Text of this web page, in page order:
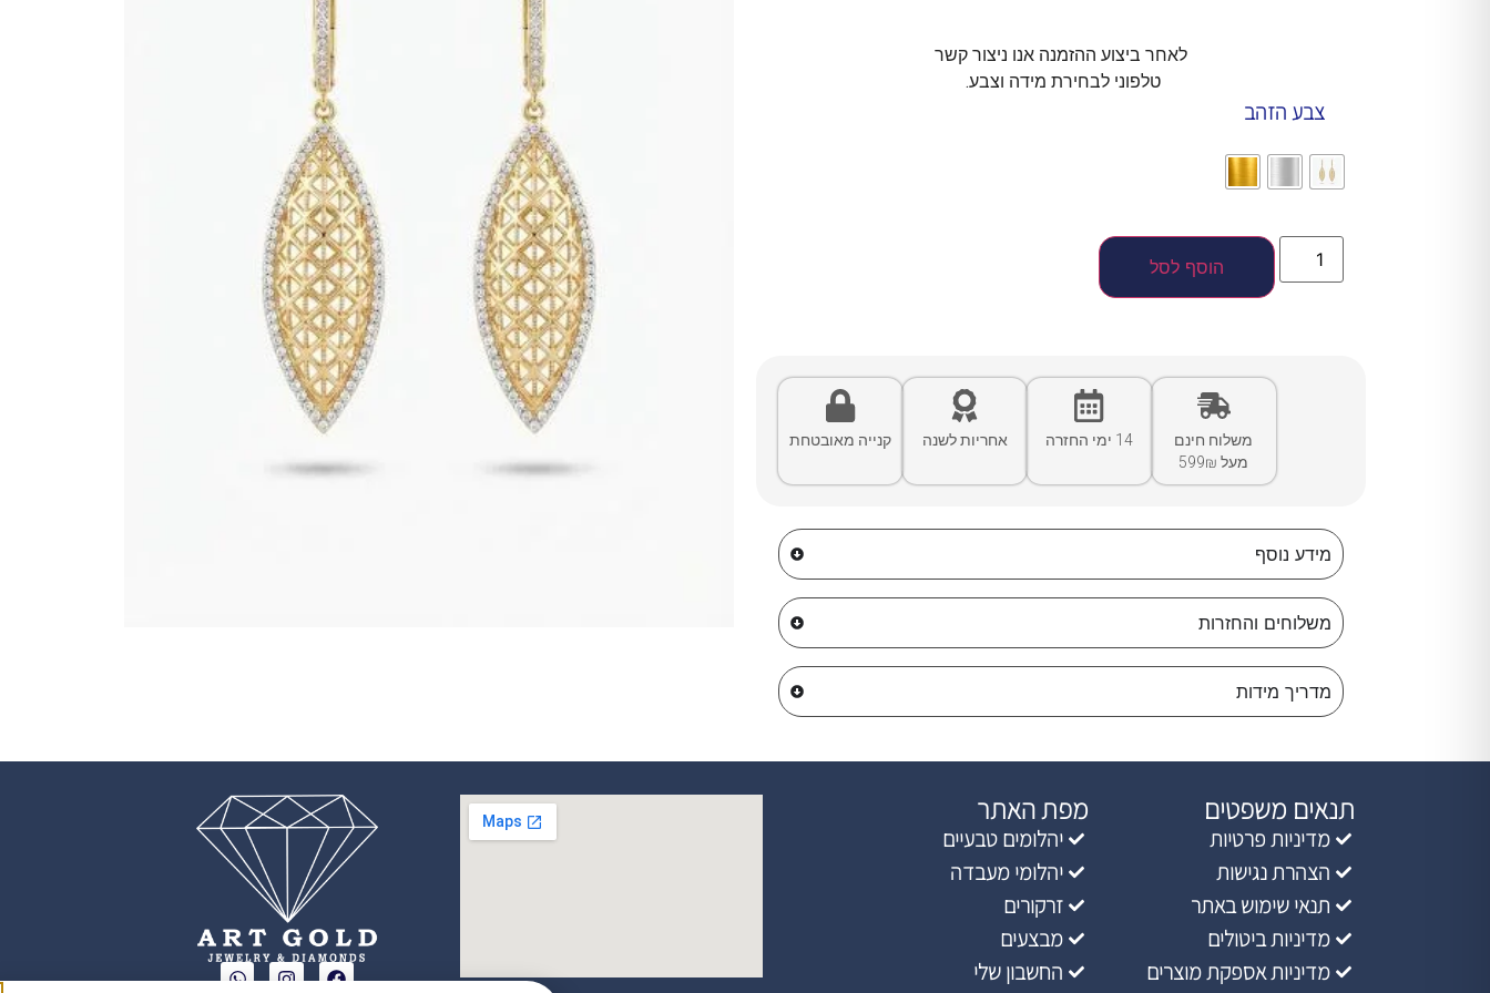
לאחר ביצוע ההזמנה אנו ניצור קשר
טלפוני לבחירת מידה וצבע.
צבע הזהב
הוסף לסל
קנייה מאובטחת אחריות לשנה 14 ימי החזרה
משלוח חינם
מעל 599₪
מידע נוסף
משלוחים והחזרות
מדריך מידות
מפת האתר
יהלומים טבעיים
יהלומי מעבדה
זרקורים
מבצעים
החשבון שלי
תנאים משפטים
מדיניות פרטיות
הצהרת נגישות
תנאי שימוש באתר
מדיניות ביטולים
מדיניות אספקת מוצרים